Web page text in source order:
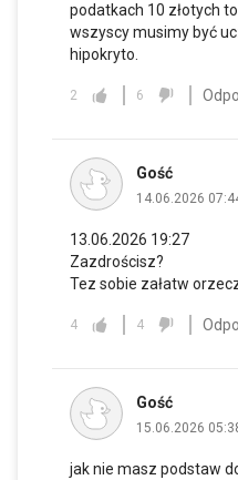
podatkach 10 złotych
wszyscy musimy być
hipokryto.
2 6
Gość
14.06.2026
13.06.2026 19:27
Zazdrościsz?
Tez sobie załatw
4 4
Gość
15.06.2026
jak nie masz podstaw